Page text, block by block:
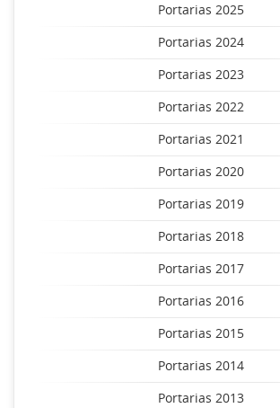
Portarias 2025
Portarias 2024
Portarias 2023
Portarias 2022
Portarias 2021
Portarias 2020
Portarias 2019
Portarias 2018
Portarias 2017
Portarias 2016
Portarias 2015
Portarias 2014
Portarias 2013